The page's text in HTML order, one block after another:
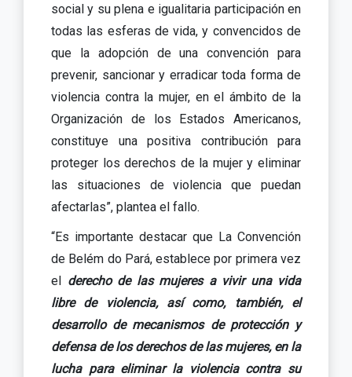
social y su plena e igualitaria participación en
todas las esferas de vida, y convencidos de
que la adopción de una convención para
prevenir, sancionar y erradicar toda forma de
violencia contra la mujer, en el ámbito de la
Organización de los Estados Americanos,
constituye una positiva contribución para
proteger los derechos de la mujer y eliminar
las situaciones de violencia que puedan
afectarlas”, plantea el fallo.
“Es importante destacar que La Convención
de Belém do Pará, establece por primera vez
el derecho de las mujeres a vivir una vida
libre de violencia, así como, también, el
desarrollo de mecanismos de protección y
defensa de los derechos de las mujeres, en la
lucha para eliminar la violencia contra su